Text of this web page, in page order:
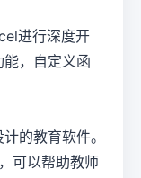
进行深度开
，自定义函
的教育软件。
可以帮助教师